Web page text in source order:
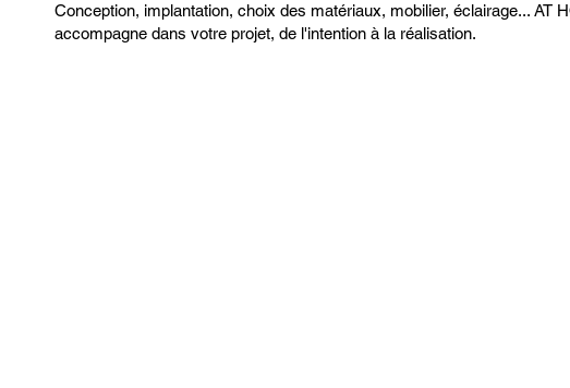
Conception, implantation, choix des matériaux, mobilier, éclairage... AT
accompagne dans votre projet, de l'intention à la réalisation.